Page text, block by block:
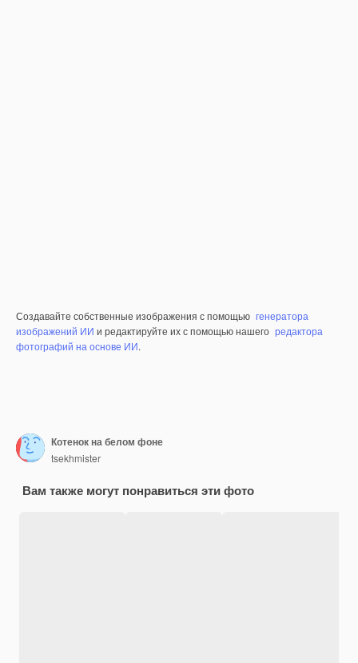
Создавайте собственные изображения с помощью генератора
изображений ИИ и редактируйте их с помощью нашего редактора
фотографий на основе ИИ.
Котенок на белом фоне
tsekhmister
Вам также могут понравиться эти фото